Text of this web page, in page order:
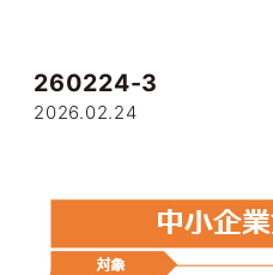
260224-3
2026.02.24